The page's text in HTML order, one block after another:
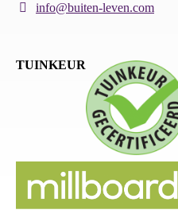
info@buiten-leven.com
TUINKEUR